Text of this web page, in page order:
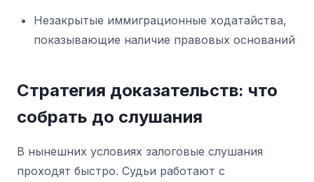
Незакрытые иммиграционные ходатайства,
показывающие наличие правовых оснований
Стратегия доказательств: что
собрать до слушания
В нынешних условиях залоговые слушания
проходят быстро. Судьи работают с